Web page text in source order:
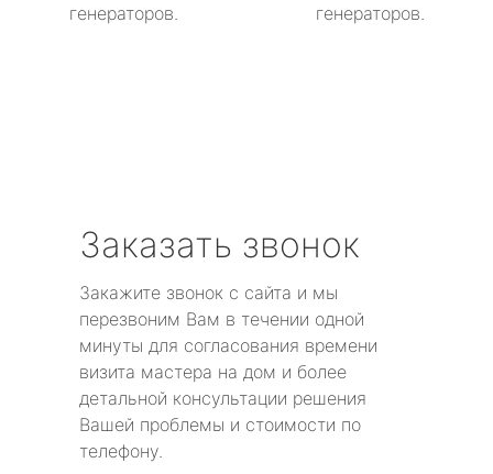
генераторов.
генераторов.
Заказать звонок
Закажите звонок с сайта и мы
перезвоним Вам в течении одной
минуты для согласования времени
визита мастера на дом и более
детальной консультации решения
Вашей проблемы и стоимости по
телефону.